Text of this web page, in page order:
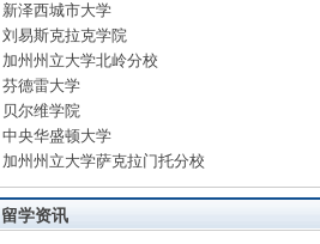
新泽西城市大学
刘易斯克拉克学院
加州州立大学北岭分校
芬德雷大学
贝尔维学院
中央华盛顿大学
加州州立大学萨克拉门托分校
留学资讯